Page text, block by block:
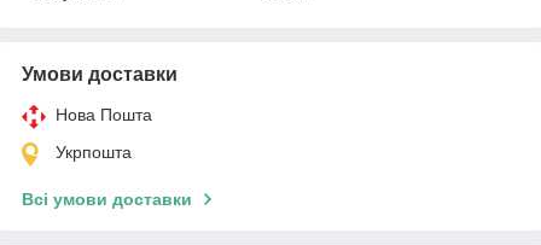
Умови доставки
Нова Пошта
Укрпошта
Всі умови доставки